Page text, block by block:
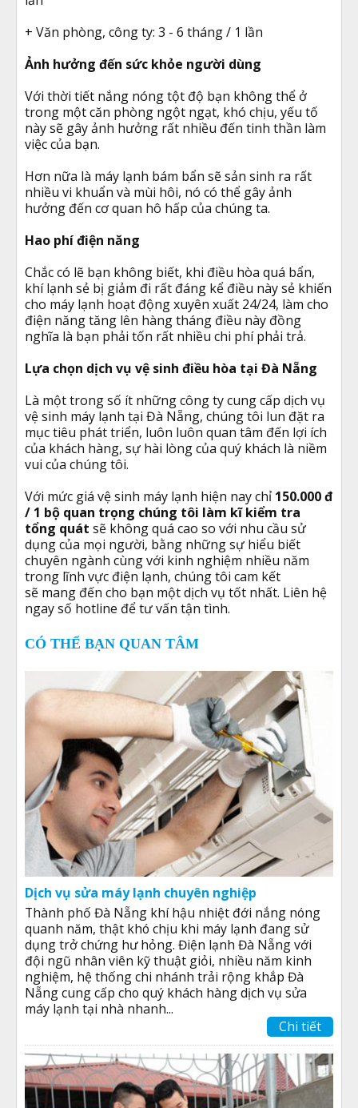
+ Văn phòng, công ty: 3 - 6 tháng / 1 lần
Ảnh hưởng đến sức khỏe người dùng
Với thời tiết nắng nóng tột độ bạn không thể ở
trong một căn phòng ngột ngạt, khó chịu, yếu tố
này sẽ gây ảnh hưởng rất nhiều đến tinh thần làm
việc của bạn.
Hơn nữa là máy lạnh bám bẩn sẽ sản sinh ra rất
nhiều vi khuẩn và mùi hôi, nó có thể gây ảnh
hưởng đến cơ quan hô hấp của chúng ta.
Hao phí điện năng
Chắc có lẽ bạn không biết, khi điều hòa quá bẩn,
khí lạnh sẻ bị giảm đi rất đáng kể điều này sẻ khiến
cho máy lạnh hoạt động xuyên xuất 24/24, làm cho
điện năng tăng lên hàng tháng điều này đồng
nghĩa là bạn phải tốn rất nhiều chi phí phải trả.
Lựa chọn dịch vụ vệ sinh điều hòa tại Đà Nẵng
Là một trong số ít những công ty cung cấp dịch vụ
vệ sinh máy lạnh tại Đà Nẵng, chúng tôi lun đặt ra
mục tiêu phát triển, luôn luôn quan tâm đến lợi ích
của khách hàng, sự hài lòng của quý khách là niềm
vui của chúng tôi.
Với mức giá vệ sinh máy lạnh hiện nay chỉ 150.000 đ
/ 1 bộ quan trọng chúng tôi làm kĩ kiểm tra
tổng quát sẽ không quá cao so với nhu cầu sử
dụng của mọi người, bằng những sự hiểu biết
chuyên ngành cùng với kinh nghiệm nhiều năm
trong lĩnh vực điện lạnh, chúng tôi cam kết
sẽ mang đến cho bạn một dịch vụ tốt nhất. Liên hệ
ngay số hotline để tư vấn tận tình.
CÓ THỂ BẠN QUAN TÂM
Dịch vụ sửa máy lạnh chuyên nghiệp
Thành phố Đà Nẵng khí hậu nhiệt đới nắng nóng
quanh năm, thật khó chịu khi máy lạnh đang sử
dụng trở chứng hư hỏng. Điện lạnh Đà Nẵng với
đội ngũ nhân viên kỹ thuật giỏi, nhiều năm kinh
nghiệm, hệ thống chi nhánh trải rộng khắp Đà
Nẵng cung cấp cho quý khách hàng dịch vụ sửa
máy lạnh tại nhà nhanh...
Chi tiết